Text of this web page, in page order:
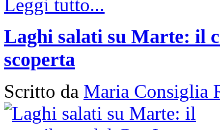
Leggi tutto...
Laghi salati su Marte: il
scoperta
Scritto da Maria Consiglia